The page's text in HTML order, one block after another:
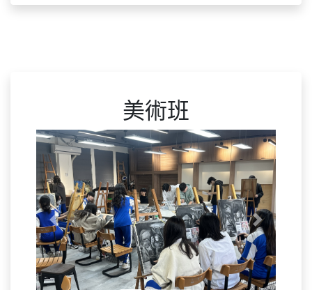
美術班
Previous Next